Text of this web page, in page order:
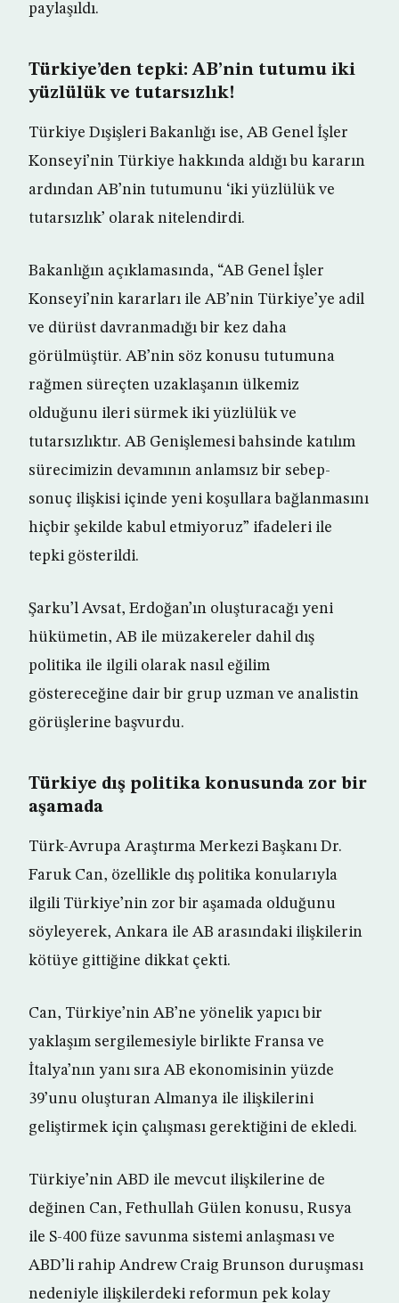
paylaşıldı.
Türkiye’den tepki: AB’nin tutumu iki
yüzlülük ve tutarsızlık!
Türkiye Dışişleri Bakanlığı ise, AB Genel İşler
Konseyi’nin Türkiye hakkında aldığı bu kararın
ardından AB’nin tutumunu ‘iki yüzlülük ve
tutarsızlık’ olarak nitelendirdi.
Bakanlığın açıklamasında, “AB Genel İşler
Konseyi’nin kararları ile AB’nin Türkiye’ye adil
ve dürüst davranmadığı bir kez daha
görülmüştür. AB’nin söz konusu tutumuna
rağmen süreçten uzaklaşanın ülkemiz
olduğunu ileri sürmek iki yüzlülük ve
tutarsızlıktır. AB Genişlemesi bahsinde katılım
sürecimizin devamının anlamsız bir sebep-
sonuç ilişkisi içinde yeni koşullara bağlanmasını
hiçbir şekilde kabul etmiyoruz” ifadeleri ile
tepki gösterildi.
Şarku’l Avsat, Erdoğan’ın oluşturacağı yeni
hükümetin, AB ile müzakereler dahil dış
politika ile ilgili olarak nasıl eğilim
göstereceğine dair bir grup uzman ve analistin
görüşlerine başvurdu.
Türkiye dış politika konusunda zor bir
aşamada
Türk-Avrupa Araştırma Merkezi Başkanı Dr.
Faruk Can, özellikle dış politika konularıyla
ilgili Türkiye’nin zor bir aşamada olduğunu
söyleyerek, Ankara ile AB arasındaki ilişkilerin
kötüye gittiğine dikkat çekti.
Can, Türkiye’nin AB’ne yönelik yapıcı bir
yaklaşım sergilemesiyle birlikte Fransa ve
İtalya’nın yanı sıra AB ekonomisinin yüzde
39’unu oluşturan Almanya ile ilişkilerini
geliştirmek için çalışması gerektiğini de ekledi.
Türkiye’nin ABD ile mevcut ilişkilerine de
değinen Can, Fethullah Gülen konusu, Rusya
ile S-400 füze savunma sistemi anlaşması ve
ABD’li rahip Andrew Craig Brunson duruşması
nedeniyle ilişkilerdeki reformun pek kolay